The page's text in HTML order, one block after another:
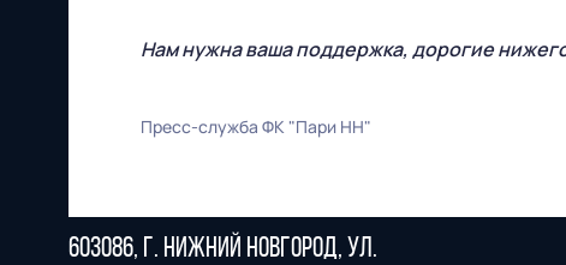
Нам нужна ваша поддержка, дорогие
Пресс-служба ФК "Пари НН"
603086, г. Нижний Новгород, ул.